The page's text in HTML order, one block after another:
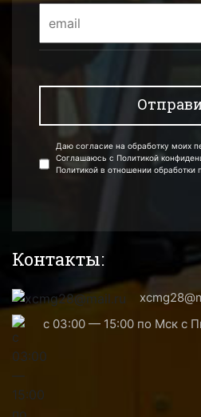
Даю согласие на обработку моих
Соглашаюсь с Политикой
Политикой в отношении обработки
Контакты:
с 03:00 — 15:00 по Мск с